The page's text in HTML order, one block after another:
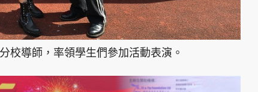
校導師，率領學生們參加活動表演。